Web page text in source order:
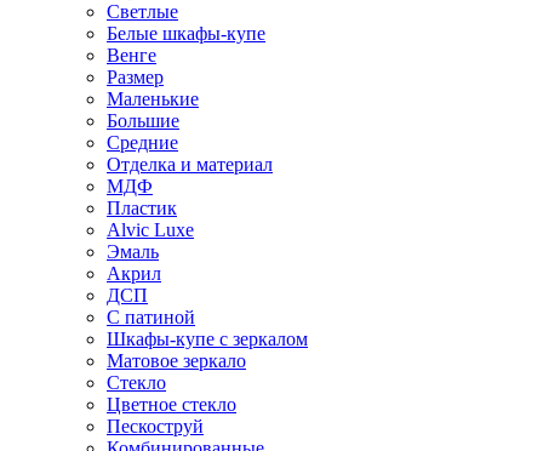
Светлые
Белые шкафы-купе
Венге
Размер
Маленькие
Большие
Средние
Отделка и материал
МДФ
Пластик
Alvic Luxe
Эмаль
Акрил
ДСП
С патиной
Шкафы-купе с зеркалом
Матовое зеркало
Стекло
Цветное стекло
Пескоструй